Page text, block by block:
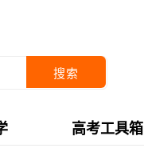
搜索
高考工具箱